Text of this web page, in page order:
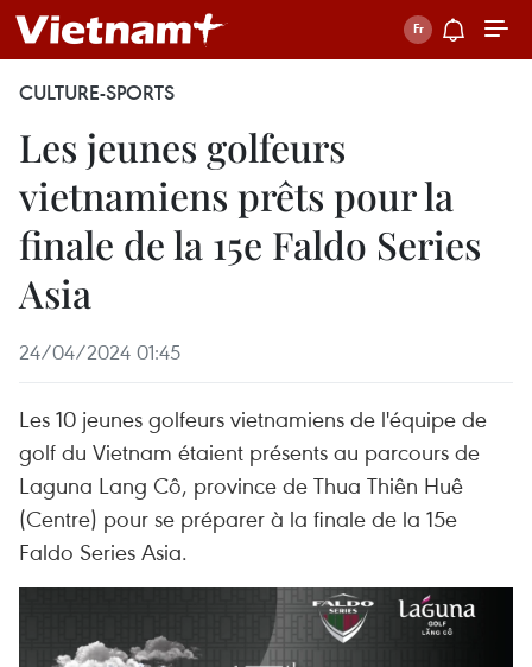
CULTURE-SPORTS
Les jeunes golfeurs
vietnamiens prêts pour la
finale de la 15e Faldo Series
Asia
24/04/2024 01:45
Les 10 jeunes golfeurs vietnamiens de l'équipe de
golf du Vietnam étaient présents au parcours de
Laguna Lang Cô, province de Thua Thiên Huê
(Centre) pour se préparer à la finale de la 15e
Faldo Series Asia.